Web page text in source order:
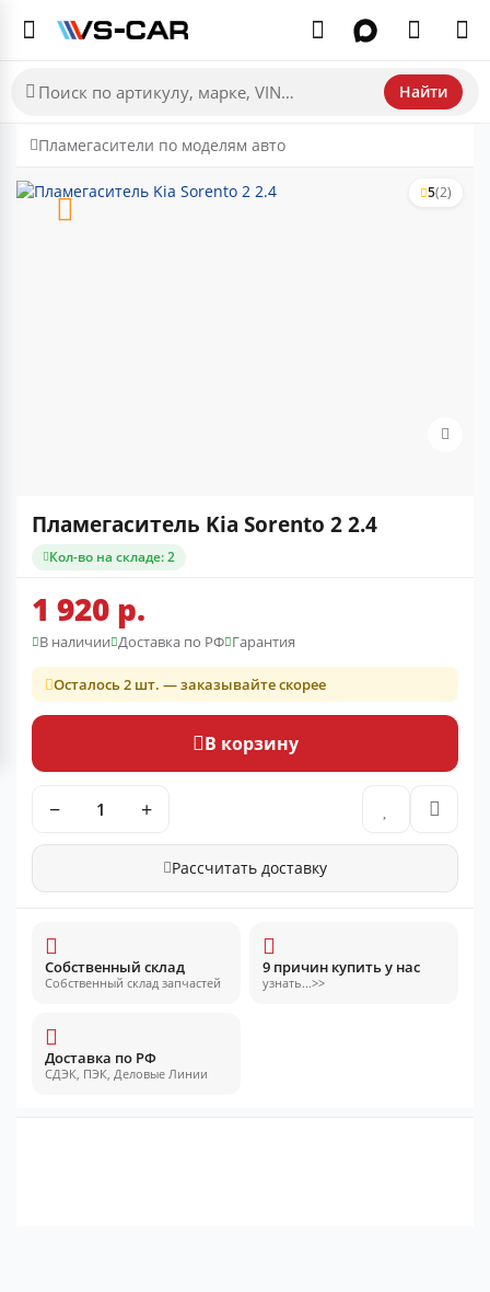
Найти
Пламегасители по моделям авто
5(2)
Пламегаситель Kia Sorento 2 2.4
Кол-во на складе: 2
1 920 р.
В наличии Доставка по РФ Гарантия
Осталось 2 шт. — заказывайте скорее
В корзину
− +
Рассчитать доставку
Собственный склад
Собственный склад запчастей
9 причин купить у нас
узнать...>>
Доставка по РФ
СДЭК, ПЭК, Деловые Линии